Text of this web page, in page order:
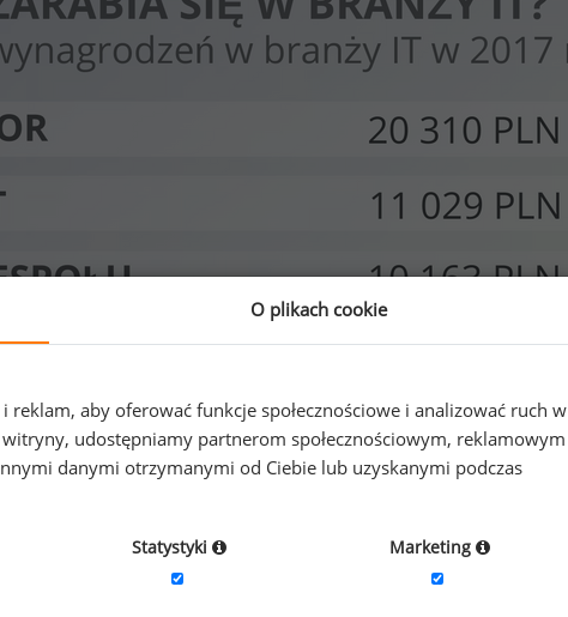
O plikach cookie
aby oferować funkcje społecznościowe i analizować ruch w
udostępniamy partnerom społecznościowym, reklamowym
danymi otrzymanymi od Ciebie lub uzyskanymi podczas
Statystyki Marketing